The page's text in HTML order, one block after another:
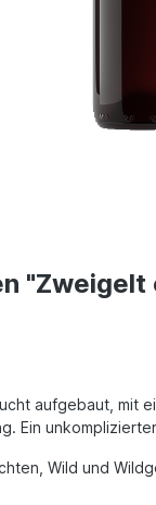
"Zweigelt
aufgebaut, mit
Ein
Wild und